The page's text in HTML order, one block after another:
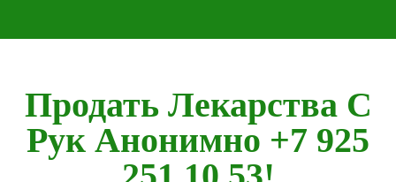
Продать Лекарства С
Рук Анонимно +7 925